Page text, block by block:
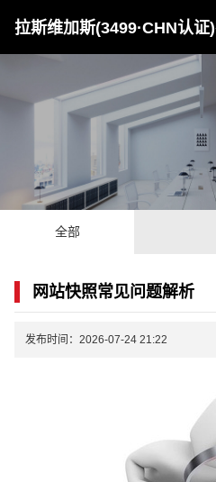
拉斯维加斯(3499·CHN认
全部
网站快照常见问题解析
发布时间：2026-07-24 21:22